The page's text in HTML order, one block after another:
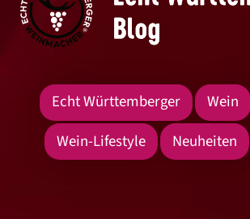
Echt Württemberger Wein
Wein-Lifestyle
Neuheiten